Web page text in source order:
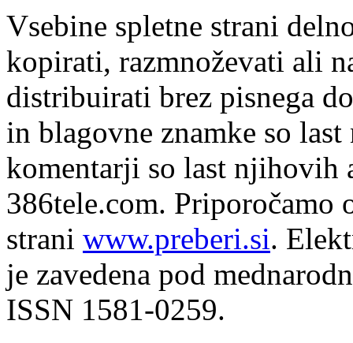
Vsebine spletne strani
kopirati, razmnoževati ali
distribuirati brez pisnega
in blagovne znamke so
komentarji so last njihovih
386tele.com. Priporočamo
strani www.preberi.si.
je zavedena pod
ISSN 1581-0259.